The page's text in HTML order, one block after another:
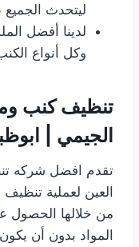
ليتحدث
لدينا أفضل
وكل أنواع
تنظيف كنب
الجيمي |
تقدم افضل شركه
العين لعملية تنظيف
من خلالها الحصول
المواد بدون أن